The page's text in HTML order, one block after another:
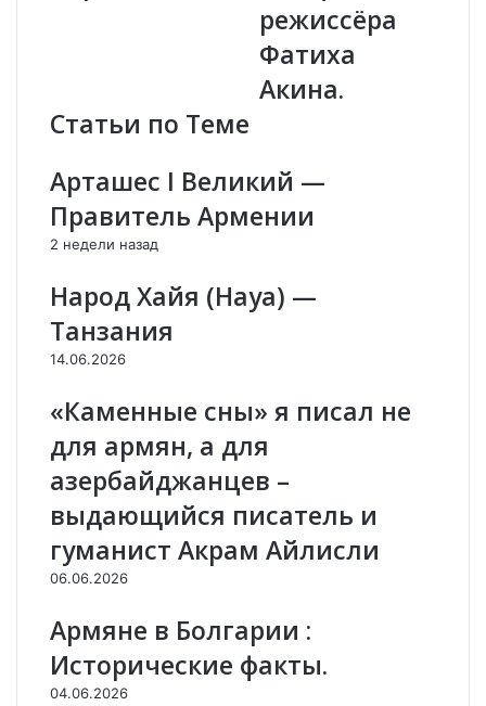
с
а
А
р
е
и
я
.
>
-
р
т
ч
к
л
м
р
ж
р
а
режиссёра
Фатиха
Акина.
Статьи по Теме
Арташес I Великий —
Правитель Армении
2 недели назад
Народ Хайя (Haya) —
Танзания
14.06.2026
«Каменные сны» я писал не
для армян, а для
азербайджанцев –
выдающийся писатель и
гуманист Акрам Айлисли
06.06.2026
Армяне в Болгарии :
Исторические факты.
04.06.2026